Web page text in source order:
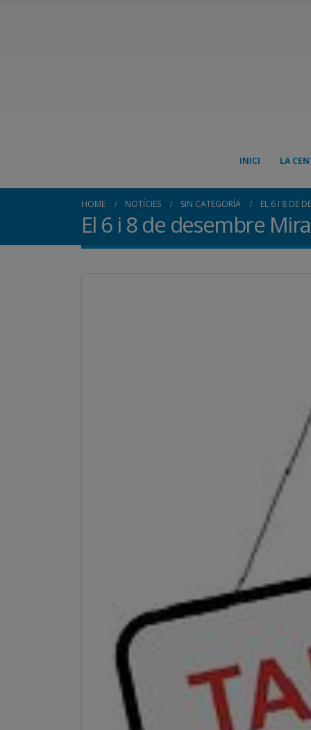
INICI LA
HOME NOTÍCIES SIN CATEGORÍA EL 6 I 8 DE
El 6 i 8 de desembre